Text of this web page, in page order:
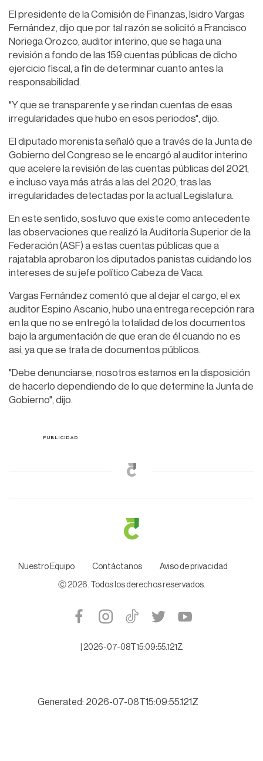
El presidente de la Comisión de Finanzas, Isidro Vargas
Fernández, dijo que por tal razón se solicitó a Francisco
Noriega Orozco, auditor interino, que se haga una
revisión a fondo de las 159 cuentas públicas de dicho
ejercicio fiscal, a fin de determinar cuanto antes la
responsabilidad.
"Y que se transparente y se rindan cuentas de esas
irregularidades que hubo en esos periodos", dijo.
El diputado morenista señaló que a través de la Junta de
Gobierno del Congreso se le encargó al auditor interino
que acelere la revisión de las cuentas públicas del 2021,
e incluso vaya más atrás a las del 2020, tras las
irregularidades detectadas por la actual Legislatura.
En este sentido, sostuvo que existe como antecedente
las observaciones que realizó la Auditoría Superior de la
Federación (ASF) a estas cuentas públicas que a
rajatabla aprobaron los diputados panistas cuidando los
intereses de su jefe político Cabeza de Vaca.
Vargas Fernández comentó que al dejar el cargo, el ex
auditor Espino Ascanio, hubo una entrega recepción rara
en la que no se entregó la totalidad de los documentos
bajo la argumentación de que eran de él cuando no es
así, ya que se trata de documentos públicos.
"Debe denunciarse, nosotros estamos en la disposición
de hacerlo dependiendo de lo que determine la Junta de
Gobierno", dijo.
Nuestro Equipo Contáctanos Aviso de privacidad
Ⓒ 2026. Todos los derechos reservados.
2026-07-08T15:09:55.121Z
Generated: 2026-07-08T15:09:55.121Z